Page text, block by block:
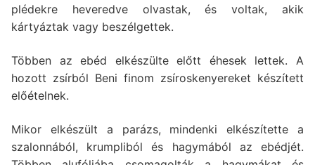
plédekre heveredve olvastak, és voltak, akik
kártyáztak vagy beszélgettek.
Többen az ebéd elkészülte előtt éhesek lettek. A
hozott zsírból Beni finom zsíroskenyereket készített
előételnek.
Mikor elkészült a parázs, mindenki elkészítette a
szalonnából, krumpliból és hagymából az ebédjét.